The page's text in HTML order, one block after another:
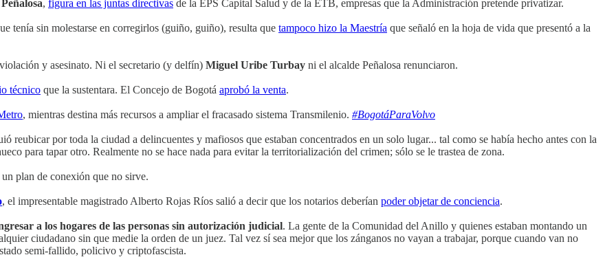
, figura en las juntas directivas de la EPS Capital Salud y de la ETB, empresas que la Administración pretende privatizar.
tenía sin molestarse en corregirlos (guiño, guiño), resulta que tampoco hizo la Maestría que señaló en la hoja de vida que presentó a la
y asesinato. Ni el secretario (y delfín) Miguel Uribe Turbay ni el alcalde Peñalosa renunciaron.
técnico que la sustentara. El Concejo de Bogotá aprobó la venta.
, mientras destina más recursos a ampliar el fracasado sistema Transmilenio. #BogotáParaVolvo
reubicar por toda la ciudad a delincuentes y mafiosos que estaban concentrados en un solo lugar... tal como se había hecho antes con la
para tapar otro. Realmente no se hace nada para evitar la territorialización del crimen; sólo se le trastea de zona.
plan de conexión que no sirve.
, el impresentable magistrado Alberto Rojas Ríos salió a decir que los notarios deberían poder objetar de conciencia.
a los hogares de las personas sin autorización judicial. La gente de la Comunidad del Anillo y quienes estaban montando un
ciudadano sin que medie la orden de un juez. Tal vez sí sea mejor que los zánganos no vayan a trabajar, porque cuando van no
semi-fallido, policivo y criptofascista.